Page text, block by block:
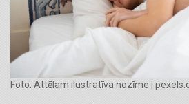
Foto: Attēlam ilustratīva nozīme |